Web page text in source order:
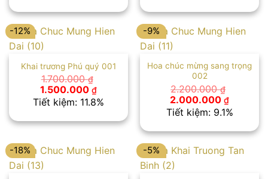
2.000.000 ₫.
-12%
Khai trương Phú quý 001
1.700.000₫
Giá
gốc
là:
1.500.000 ₫Giá
hiện
tại
1.500.000 ₫.
Tiết kiệm: 11.8%
-9%
Hoa chúc mừng sang trọng
002
2.200.000₫
Giá
gốc
là:
2.000.000 ₫Giá
hiện
tại
Tiết kiệm: 9.1%
-18% -5%